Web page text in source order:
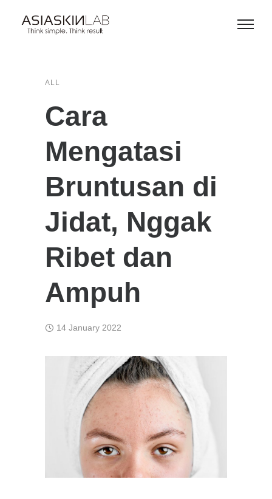
ALL
Cara
Mengatasi
Bruntusan di
Jidat, Nggak
Ribet dan
Ampuh
14 January 2022